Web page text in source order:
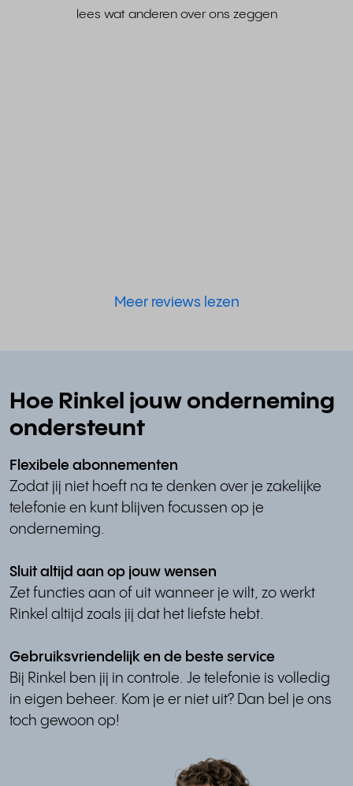
lees wat anderen over ons zeggen
Meer reviews lezen
Hoe Rinkel jouw onderneming
ondersteunt
Flexibele abonnementen
Zodat jij niet hoeft na te denken over je zakelijke
telefonie en kunt blijven focussen op je
onderneming.
Sluit altijd aan op jouw wensen
Zet functies aan of uit wanneer je wilt, zo werkt
Rinkel altijd zoals jij dat het liefste hebt.
Gebruiksvriendelijk en de beste service
Bij Rinkel ben jij in controle. Je telefonie is volledig
in eigen beheer. Kom je er niet uit? Dan bel je ons
toch gewoon op!